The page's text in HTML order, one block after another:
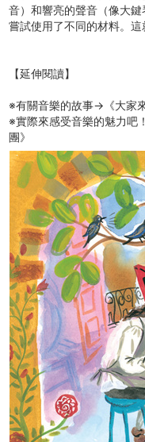
音）和響亮的聲音（像大
嘗試使用了不同的材料。
【延伸閱讀】
※有關音樂的故事→《大家
※實際來感受音樂的魅力吧
團》